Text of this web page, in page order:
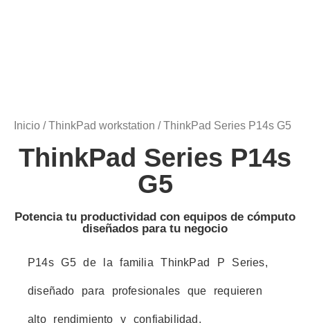
Inicio /ThinkPad workstation / ThinkPad Series P14s G5
ThinkPad Series P14s
G5
Potencia tu productividad con equipos de cómputo
diseñados para tu negocio
P14s G5 de la familia ThinkPad P Series,
diseñado para profesionales que requieren
alto rendimiento y confiabilidad.